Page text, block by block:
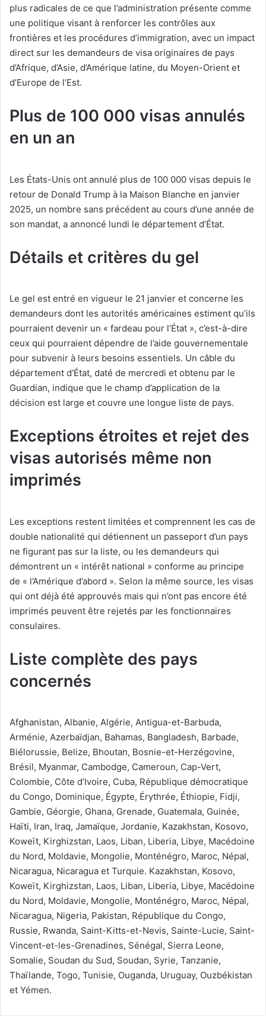
plus radicales de ce que l’administration présente comme
une politique visant à renforcer les contrôles aux
frontières et les procédures d’immigration, avec un impact
direct sur les demandeurs de visa originaires de pays
d’Afrique, d’Asie, d’Amérique latine, du Moyen-Orient et
d’Europe de l’Est.
Plus de 100 000 visas annulés
en un an
Les États-Unis ont annulé plus de 100 000 visas depuis le
retour de Donald Trump à la Maison Blanche en janvier
2025, un nombre sans précédent au cours d’une année de
son mandat, a annoncé lundi le département d’État.
Détails et critères du gel
Le gel est entré en vigueur le 21 janvier et concerne les
demandeurs dont les autorités américaines estiment qu’ils
pourraient devenir un « fardeau pour l’État », c’est-à-dire
ceux qui pourraient dépendre de l’aide gouvernementale
pour subvenir à leurs besoins essentiels. Un câble du
département d’État, daté de mercredi et obtenu par le
Guardian, indique que le champ d’application de la
décision est large et couvre une longue liste de pays.
Exceptions étroites et rejet des
visas autorisés même non
imprimés
Les exceptions restent limitées et comprennent les cas de
double nationalité qui détiennent un passeport d’un pays
ne figurant pas sur la liste, ou les demandeurs qui
démontrent un « intérêt national » conforme au principe
de « l’Amérique d’abord ». Selon la même source, les visas
qui ont déjà été approuvés mais qui n’ont pas encore été
imprimés peuvent être rejetés par les fonctionnaires
consulaires.
Liste complète des pays
concernés
Afghanistan, Albanie, Algérie, Antigua-et-Barbuda,
Arménie, Azerbaïdjan, Bahamas, Bangladesh, Barbade,
Biélorussie, Belize, Bhoutan, Bosnie-et-Herzégovine,
Brésil, Myanmar, Cambodge, Cameroun, Cap-Vert,
Colombie, Côte d’Ivoire, Cuba, République démocratique
du Congo, Dominique, Égypte, Érythrée, Éthiopie, Fidji,
Gambie, Géorgie, Ghana, Grenade, Guatemala, Guinée,
Haïti, Iran, Iraq, Jamaïque, Jordanie, Kazakhstan, Kosovo,
Koweït, Kirghizstan, Laos, Liban, Liberia, Libye, Macédoine
du Nord, Moldavie, Mongolie, Monténégro, Maroc, Népal,
Nicaragua, Nicaragua et Turquie. Kazakhstan, Kosovo,
Koweït, Kirghizstan, Laos, Liban, Liberia, Libye, Macédoine
du Nord, Moldavie, Mongolie, Monténégro, Maroc, Népal,
Nicaragua, Nigeria, Pakistan, République du Congo,
Russie, Rwanda, Saint-Kitts-et-Nevis, Sainte-Lucie, Saint-
Vincent-et-les-Grenadines, Sénégal, Sierra Leone,
Somalie, Soudan du Sud, Soudan, Syrie, Tanzanie,
Thaïlande, Togo, Tunisie, Ouganda, Uruguay, Ouzbékistan
et Yémen.